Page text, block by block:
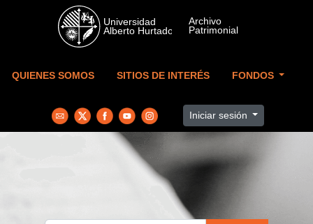
Skip to main content
QUIENES SOMOS SITIOS DE INTERÉS FONDOS
Iniciar sesión